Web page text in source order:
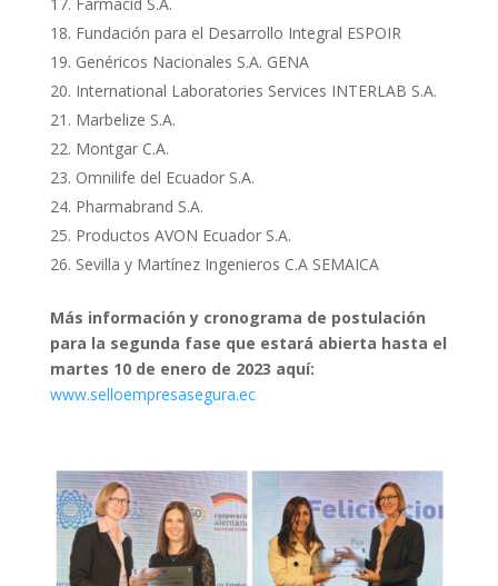
Fundación para el Desarrollo Integral ESPOIR
Genéricos Nacionales S.A. GENA
International Laboratories Services INTERLAB S.A.
Marbelize S.A.
Montgar C.A.
Omnilife del Ecuador S.A.
Pharmabrand S.A.
Productos AVON Ecuador S.A.
Sevilla y Martínez Ingenieros C.A SEMAICA
Más información y cronograma de postulación
para la segunda fase que estará abierta hasta el
martes 10 de enero de 2023 aquí:
www.selloempresasegura.ec